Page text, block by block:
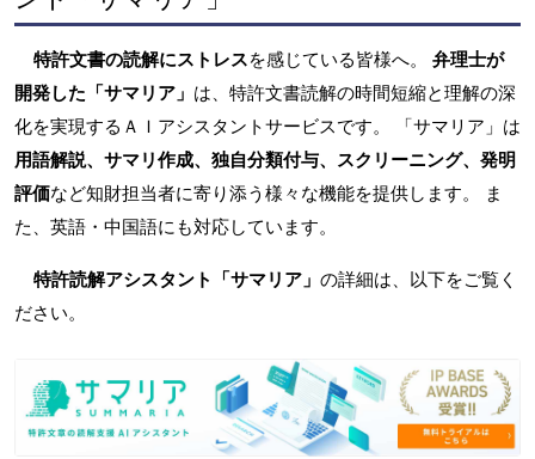
特許文書の読解にストレスを感じている皆様へ。 弁理士が
開発した「サマリア」 は、特許文書読解の時間短縮と理解の深
化を実現するＡＩアシスタントサービスです。 「サマリア」は
用語解説、サマリ作成、独自分類付与、スクリーニング、発明
評価など知財担当者に寄り添う様々な機能を提供します。 ま
た、英語・中国語にも対応しています。
特許読解アシスタント「サマリア」 の詳細は、以下をご覧く
ださい。